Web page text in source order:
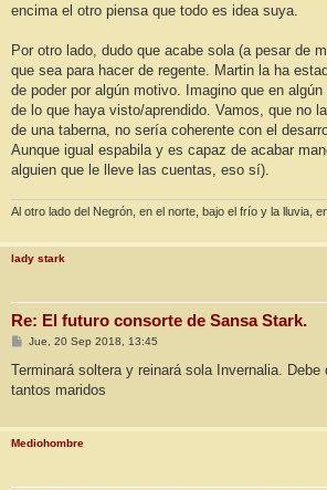
encima el otro piensa que todo es idea suya.
Por otro lado, dudo que acabe sola (a pesar de
que sea para hacer de regente. Martin la ha
de poder por algún motivo. Imagino que en
de lo que haya visto/aprendido. Vamos, que no
de una taberna, no sería coherente con el
Aunque igual espabila y es capaz de acabar
alguien que le lleve las cuentas, eso sí).
Al otro lado del Negrón, en el norte, bajo el frío y la lluvia,
lady stark
Re: El futuro consorte de Sansa Stark.
M
n
a
Jue, 20 Sep 2018, 13:45
Terminará soltera y reinará sola Invernalia. Debe
tantos maridos
Mediohombre